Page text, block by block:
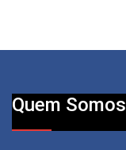
Quem Somos